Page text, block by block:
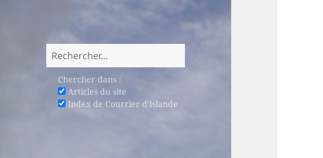
Rechercher :
Chercher dans :
Articles du site
Index de Courrier d'Islande